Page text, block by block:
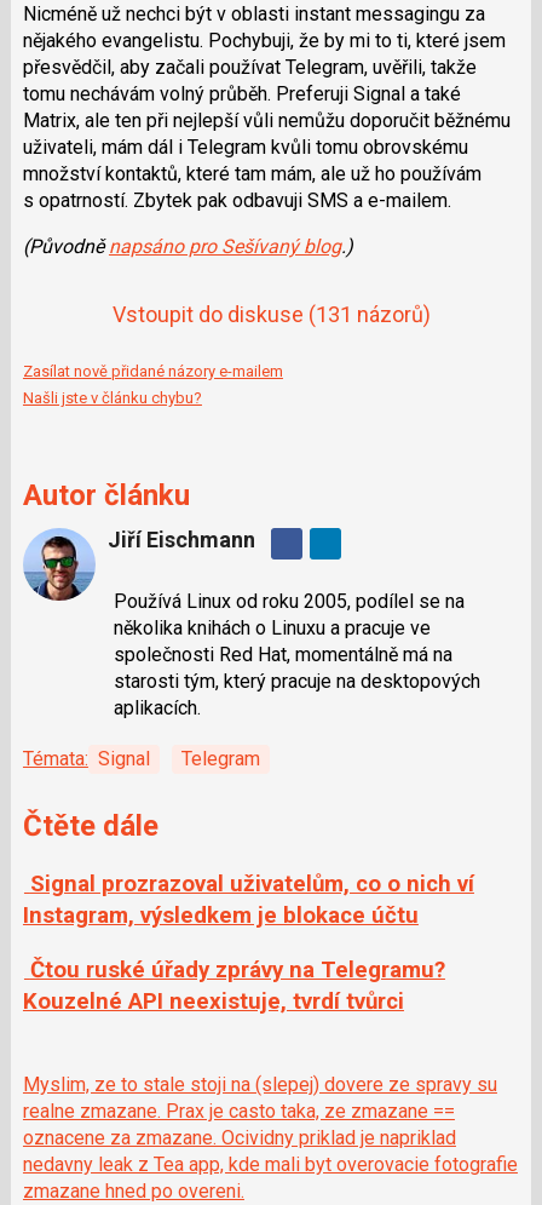
Nicméně už nechci být v oblasti instant messagingu za
nějakého evangelistu. Pochybuji, že by mi to ti, které jsem
přesvědčil, aby začali používat Telegram, uvěřili, takže
tomu nechávám volný průběh. Preferuji Signal a také
Matrix, ale ten při nejlepší vůli nemůžu doporučit běžnému
uživateli, mám dál i Telegram kvůli tomu obrovskému
množství kontaktů, které tam mám, ale už ho používám
s opatrností. Zbytek pak odbavuji SMS a e-mailem.
(Původněnapsáno pro Sešívaný blog.)
Vstoupit do diskuse (131 názorů)
Zasílat nově přidané názory e-mailem
Našli jste v článku chybu?
Autor článku
Jiří Eischmann
Sdílejte
Facebooku
Používá Linux od roku 2005, podílel se na
několika knihách o Linuxu a pracuje ve
společnosti Red Hat, momentálně má na
starosti tým, který pracuje na desktopových
aplikacích.
Témata: Signal Telegram
Čtěte dále
Signal prozrazoval uživatelům, co o nich ví
Instagram, výsledkem je blokace účtu
Čtou ruské úřady zprávy na Telegramu?
Kouzelné API neexistuje, tvrdí tvůrci
Myslim, ze to stale stoji na (slepej) dovere ze spravy su
realne zmazane. Prax je casto taka, ze zmazane ==
oznacene za zmazane. Ocividny priklad je napriklad
nedavny leak z Tea app, kde mali byt overovacie fotografie
zmazane hned po overeni.